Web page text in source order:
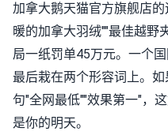
加拿大鹅天猫官方旗舰店
暖的加拿大羽绒""最佳越野
局一纸罚单45万元。一个
最后栽在两个形容词上。
句"全网最低""效果第一"，
是你的明天。